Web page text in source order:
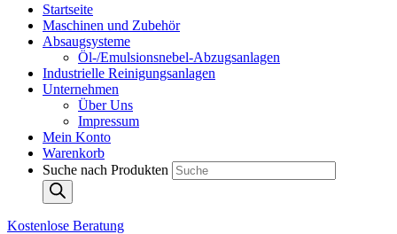
Startseite
Maschinen und Zubehör
Absaugsysteme
Öl-/Emulsionsnebel-Abzugsanlagen
Industrielle Reinigungsanlagen
Unternehmen
Über Uns
Impressum
Mein Konto
Warenkorb
Suche nach Produkten
Kostenlose Beratung